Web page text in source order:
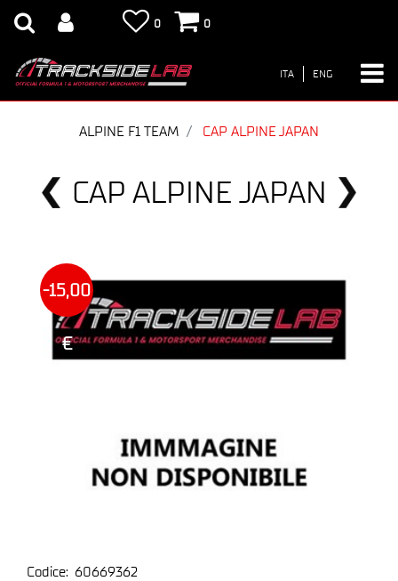
0 0
ITA ENG
ALPINE F1 TEAM CAP ALPINE JAPAN
CAP ALPINE JAPAN
-15,00
€
Codice: 60669362